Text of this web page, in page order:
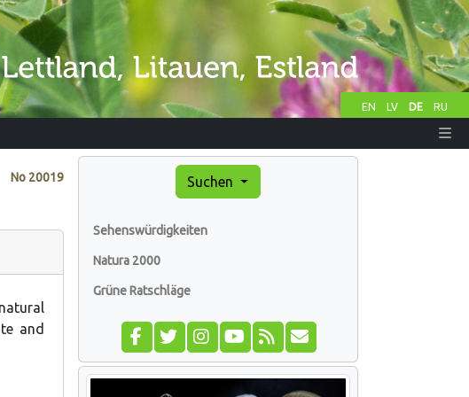
EN LV DE RU
No 20019
and
Suchen
Sehenswürdigkeiten
Natura 2000
Grüne Ratschläge